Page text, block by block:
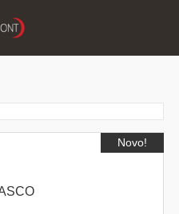
Novo!